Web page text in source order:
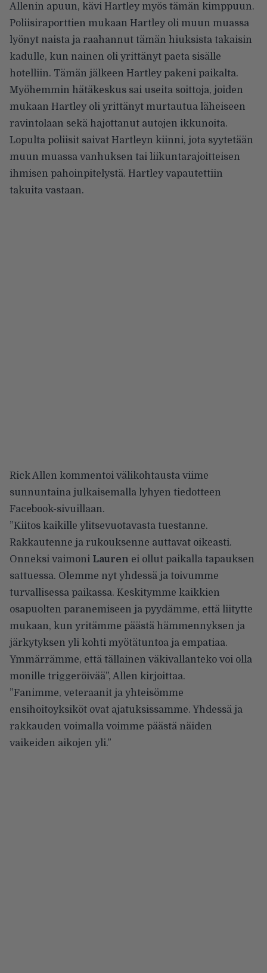
Allenin apuun, kävi Hartley myös tämän kimppuun.
Poliisiraporttien mukaan Hartley oli muun muassa
lyönyt naista ja raahannut tämän hiuksista takaisin
kadulle, kun nainen oli yrittänyt paeta sisälle
hotelliin. Tämän jälkeen Hartley pakeni paikalta.
Myöhemmin hätäkeskus sai useita soittoja, joiden
mukaan Hartley oli yrittänyt murtautua läheiseen
ravintolaan sekä hajottanut autojen ikkunoita.
Lopulta poliisit saivat Hartleyn kiinni, jota syytetään
muun muassa vanhuksen tai liikuntarajoitteisen
ihmisen pahoinpitelystä. Hartley vapautettiin
takuita vastaan.
Rick Allen kommentoi välikohtausta viime
sunnuntaina julkaisemalla lyhyen tiedotteen
Facebook-sivuillaan.
”Kiitos kaikille ylitsevuotavasta tuestanne.
Rakkautenne ja rukouksenne auttavat oikeasti.
Onneksi vaimoni Lauren ei ollut paikalla tapauksen
sattuessa. Olemme nyt yhdessä ja toivumme
turvallisessa paikassa. Keskitymme kaikkien
osapuolten paranemiseen ja pyydämme, että liitytte
mukaan, kun yritämme päästä hämmennyksen ja
järkytyksen yli kohti myötätuntoa ja empatiaa.
Ymmärrämme, että tällainen väkivallanteko voi olla
monille triggeröivää”, Allen kirjoittaa.
”Fanimme, veteraanit ja yhteisömme
ensihoitoyksiköt ovat ajatuksissamme. Yhdessä ja
rakkauden voimalla voimme päästä näiden
vaikeiden aikojen yli.”